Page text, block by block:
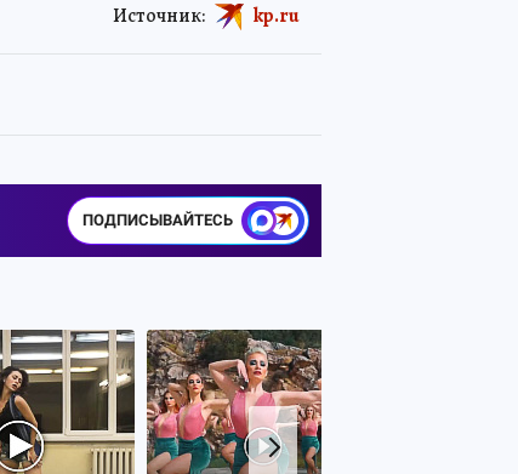
Источник: kp.ru
ПОДПИСЫВАЙТЕСЬ